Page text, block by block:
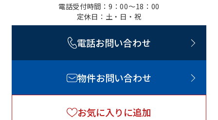
電話受付時間：9：00～18：00
定休日：土・日・祝
電話お問い合わせ
物件お問い合わせ
お気に入りに追加